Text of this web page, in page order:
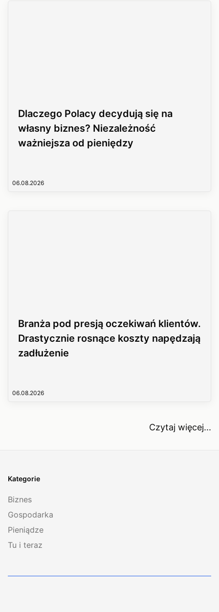
Dlaczego Polacy decydują się na
własny biznes? Niezależność
ważniejsza od pieniędzy
06.08.2026
Branża pod presją oczekiwań klientów.
Drastycznie rosnące koszty napędzają
zadłużenie
06.08.2026
Czytaj więcej...
Kategorie
Biznes
Gospodarka
Pieniądze
Tu i teraz